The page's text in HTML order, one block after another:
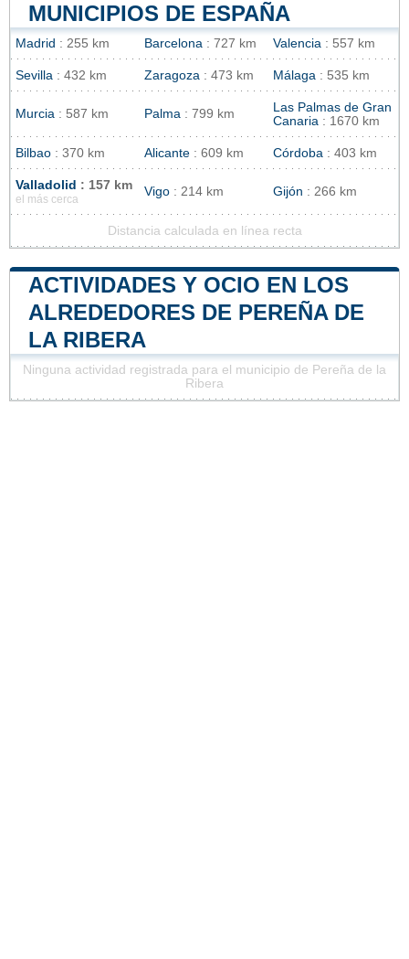
MUNICIPIOS DE ESPAÑA
Madrid : 255 km Barcelona : 727 km Valencia : 557 km
Sevilla : 432 km Zaragoza : 473 km Málaga : 535 km
Murcia : 587 km Palma : 799 km
Las Palmas de Gran
Canaria : 1670 km
Bilbao : 370 km Alicante : 609 km Córdoba : 403 km
Valladolid : 157 km
el más cerca
Vigo : 214 km Gijón : 266 km
Distancia calculada en línea recta
ACTIVIDADES Y OCIO EN LOS
ALREDEDORES DE PEREÑA DE
LA RIBERA
Ninguna actividad registrada para el municipio de Pereña de la
Ribera